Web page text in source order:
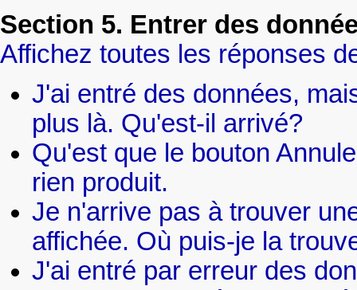
Section 5. Entrer des
Affichez toutes les réponses
J'ai entré des données,
plus là. Qu'est-il arrivé?
Qu'est que le bouton
rien produit.
Je n'arrive pas à trouver
affichée. Où puis-je la
J'ai entré par erreur des